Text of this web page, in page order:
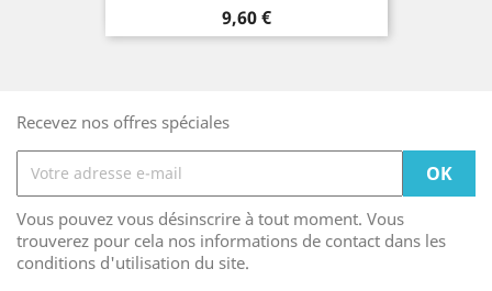
Prix
9,60 €
Recevez nos offres spéciales
Vous pouvez vous désinscrire à tout moment. Vous
trouverez pour cela nos informations de contact dans les
conditions d'utilisation du site.